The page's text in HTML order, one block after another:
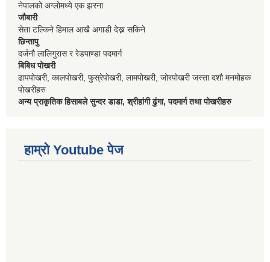
नेपालको अग्लोमध्ये एक झरना
जौबारी
सेता टल्किने हिमाल आखै अगाडी देख्न सकिने
छिन्तापु
दर्जनौ लालिगुरास र रेडपाण्डा पदमार्ग
बिबिध पोखरी
ढापपोखरी, कालपोखरी, फुस्रेपोखरी, लामपोखरी, जोरपोखरी जस्ता दशौ मनमोहक
पोखरीहरु
अन्य प्राकृतिक हिसाबले सुन्दर डाडा, श्रीहांगी ढुंगा, पदमार्ग तथा पोखरीहरु
हाम्रो Youtube पेज